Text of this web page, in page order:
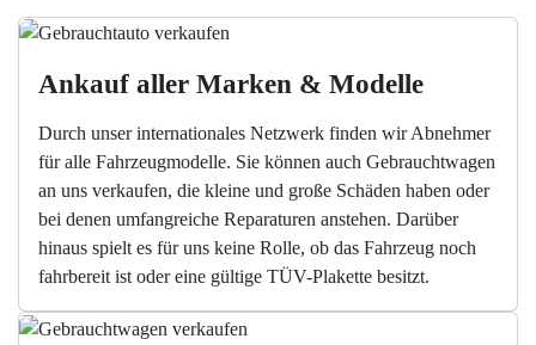
Ankauf aller Marken & Modelle
Durch unser internationales Netzwerk finden wir Abnehmer
für alle Fahrzeugmodelle. Sie können auch Gebrauchtwagen
an uns verkaufen, die kleine und große Schäden haben oder
bei denen umfangreiche Reparaturen anstehen. Darüber
hinaus spielt es für uns keine Rolle, ob das Fahrzeug noch
fahrbereit ist oder eine gültige TÜV-Plakette besitzt.